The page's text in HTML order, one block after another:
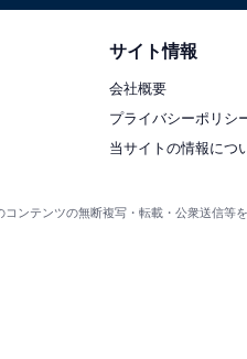
サイト情報
会社概要
プライバシーポリシ
当サイトの情報につ
ンテンツの無断複写・転載・公衆送信等を